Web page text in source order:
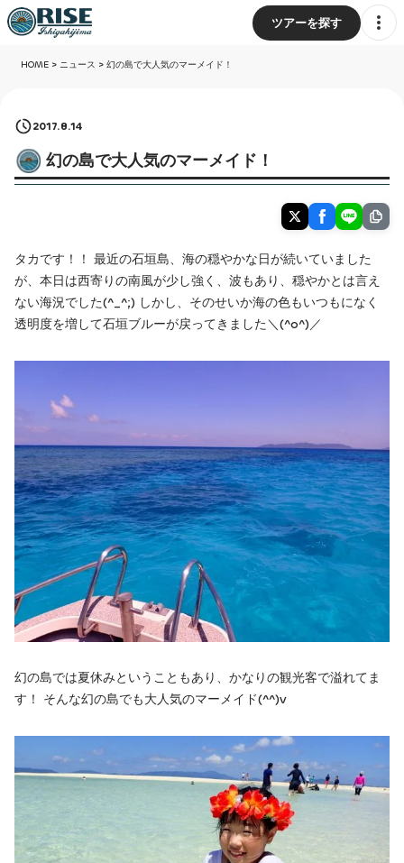
ツアーを探す
HOME> ニュース > 幻の島で大人気のマーメイド！
2017.8.14
幻の島で大人気のマーメイド！
タカです！！ 最近の石垣島、海の穏やかな日が続いていました
が、本日は西寄りの南風が少し強く、波もあり、穏やかとは言え
ない海況でした(^_^;) しかし、そのせいか海の色もいつもになく
透明度を増して石垣ブルーが戻ってきました＼(^o^)／
幻の島では夏休みということもあり、かなりの観光客で溢れてま
す！ そんな幻の島でも大人気のマーメイド(^^)v